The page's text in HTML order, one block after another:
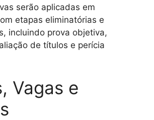
serão aplicadas em
etapas eliminatórias e
incluindo prova objetiva,
de títulos e perícia
Vagas e